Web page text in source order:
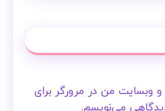
و وبسایت من در مرورگر برای
می‌نویسم.